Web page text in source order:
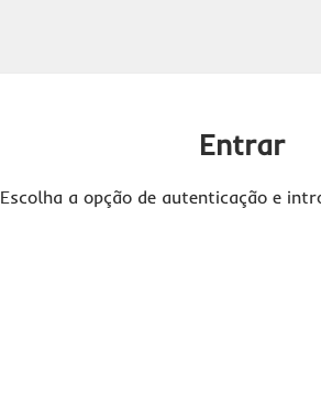
Entrar
Escolha a opção de autenticação e